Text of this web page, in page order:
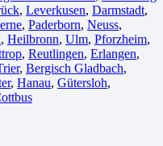
, Leverkusen, Darmstadt⁠,
, Paderborn, Neuss,
, Heilbronn, Ulm⁠, Pforzheim,
, Reutlingen, Erlangen⁠,
, Bergisch Gladbach,
, Hanau, Gütersloh,